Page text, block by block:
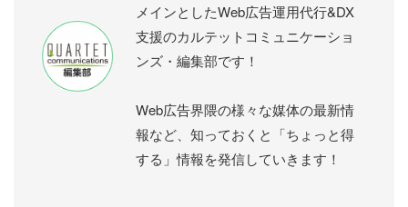
メインとしたWeb広告運用代行&DX
支援のカルテットコミュニケーショ
ンズ・編集部です！
Web広告界隈の様々な媒体の最新情
報など、知っておくと「ちょっと得
する」情報を発信していきます！